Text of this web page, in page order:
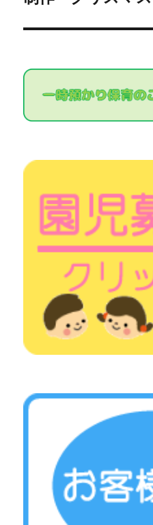
ー
ョ
ン
投